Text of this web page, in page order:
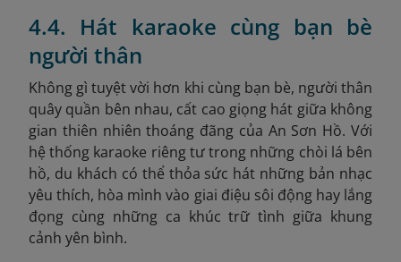
4.4. Hát karaoke cùng bạn bè
người thân
Không gì tuyệt vời hơn khi cùng bạn bè, người thân
quây quần bên nhau, cất cao giọng hát giữa không
gian thiên nhiên thoáng đãng của An Sơn Hồ. Với
hệ thống karaoke riêng tư trong những chòi lá bên
hồ, du khách có thể thỏa sức hát những bản nhạc
yêu thích, hòa mình vào giai điệu sôi động hay lắng
đọng cùng những ca khúc trữ tình giữa khung
cảnh yên bình.